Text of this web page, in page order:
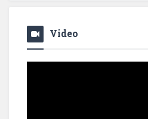
Video